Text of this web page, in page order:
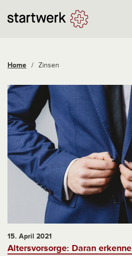
Home / Zinsen
15. April 2021
Altersvorsorge: Daran